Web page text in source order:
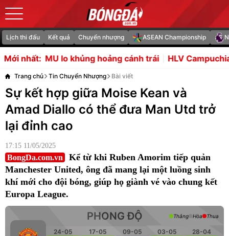
Lịch thi đấu Kết quả Chuyển nhượng ASEAN Championship
Mới nhất:hoảng cánh trái HLV Campuchia thừa nhận
Trang chủ Tin Chuyển Nhượng Bài viết
Sự kết hợp giữa Moise Kean và
Amad Diallo có thể đưa Man Utd trở
lại đỉnh cao
17:15 11/05/2025
BongDa.com.vn
Kể từ khi Ruben Amorim tiếp quản
Manchester United, ông đã mang lại một luồng sinh
khí mới cho đội bóng, giúp họ giành vé vào chung kết
Europa League.
PHONG ĐỘ
24-05 17-05 09-05 03-05 28-04
Thắng Hòa Thua